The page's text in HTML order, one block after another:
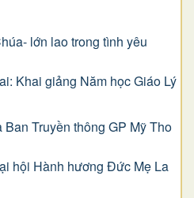
lớn lao trong tình yêu
Khai giảng Năm học Giáo Lý
Truyền thông GP Mỹ Tho
hội Hành hương Đức Mẹ La